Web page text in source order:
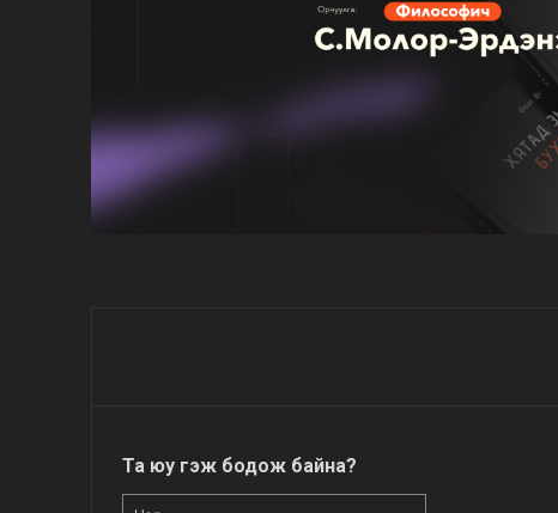
Та юу гэж бодож байна?